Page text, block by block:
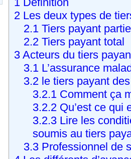
2 Les deux types de
2.1Tiers payant
2.2 Tiers payant total
3 Acteurs du tiers
3.1L’assurance
3.2 le tiers payant
3.2.1 Comment ça
3.2.2 Qu’est ce qui
3.2.3 Lire les
soumis au tiers
3.3Professionnel de